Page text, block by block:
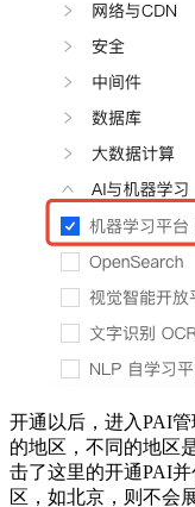
开通以后，进入PAI
的地区，不同的地区
击了这里的开通PAI
区，如北京，则不会